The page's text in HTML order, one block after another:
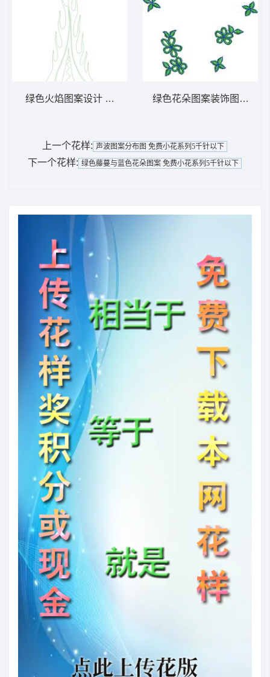
绿色火焰图案设计 免费小花系列5千针以下绿色花朵图案装饰图 免费
上一个花样: 声波图案分布图 免费小花系列5千针以下
下一个花样: 绿色藤蔓与蓝色花朵图案 免费小花系列5千针以下